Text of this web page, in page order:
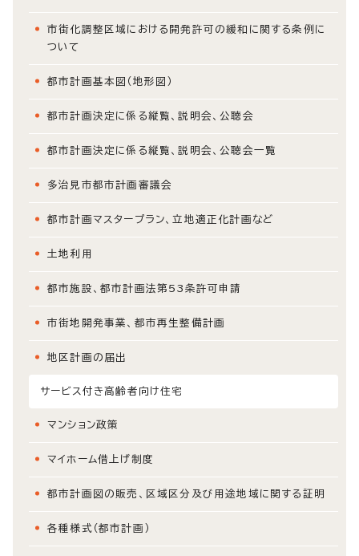
市街化調整区域における開発許可の緩和に関する条例に
ついて
都市計画基本図（地形図）
都市計画決定に係る縦覧、説明会、公聴会
都市計画決定に係る縦覧、説明会、公聴会一覧
多治見市都市計画審議会
都市計画マスタープラン、立地適正化計画など
土地利用
都市施設、都市計画法第53条許可申請
市街地開発事業、都市再生整備計画
地区計画の届出
サービス付き高齢者向け住宅
マンション政策
マイホーム借上げ制度
都市計画図の販売、区域区分及び用途地域に関する証明
各種様式（都市計画）